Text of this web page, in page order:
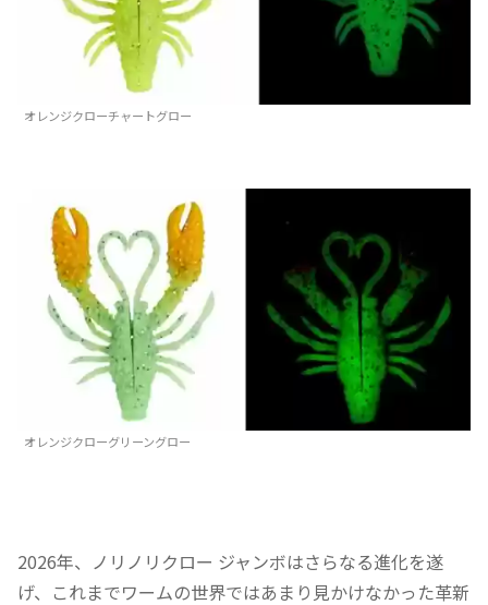
オレンジクローチャートグロー
オレンジクローグリーングロー
2026年、ノリノリクロー ジャンボはさらなる進化を遂
げ、これまでワームの世界ではあまり見かけなかった革新